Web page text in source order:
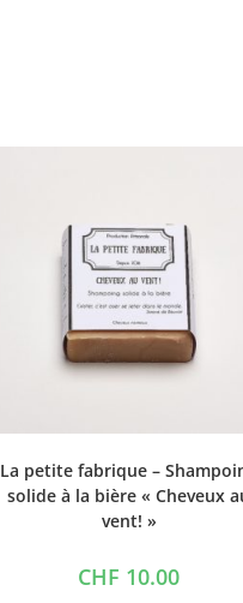
La petite fabrique –
solide à la bière « Cheveux
vent! »
CHF 10.00